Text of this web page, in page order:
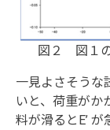
図２ 図１
一見よさそうな
いと、荷重がか
料が滑るとE’